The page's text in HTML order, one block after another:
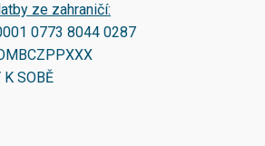
ze zahraničí:
0773 8044 0287
K SOBĚ